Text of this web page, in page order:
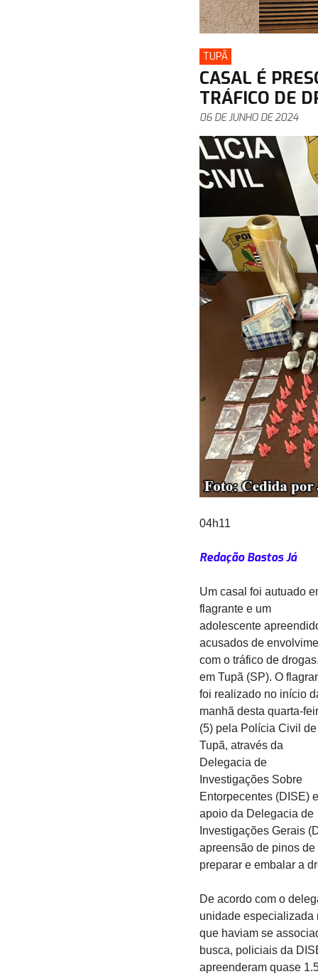
TUPÃ
CASAL É
TRÁFICO DE
06 DE JUNHO DE 2024
04h11
Redação Bastos Já
Um casal foi autuado
flagrante e um
adolescente
acusados de
com o tráfico de
em Tupã (SP). O
foi realizado no início
manhã desta quarta-
(5) pela Polícia Civil de
Tupã, através da
Delegacia de
Investigações Sobre
Entorpecentes (DISE) e
apoio da Delegacia de
Investigações Gerais
apreensão de pinos
preparar e embalar a
De acordo com o
unidade especializada
que haviam se
busca, policiais da
apreenderam quase